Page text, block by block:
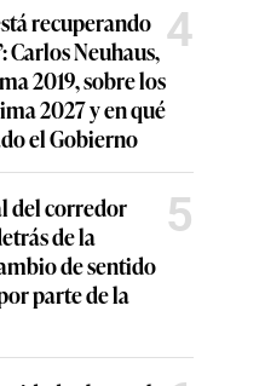
recuperando
Neuhaus,
2019, sobre los
2027 y en qué
el Gobierno
4
del corredor
de la
de sentido
parte de la
5